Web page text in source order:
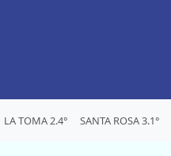
LA TOMA 2.4° SANTA ROSA 3.1°